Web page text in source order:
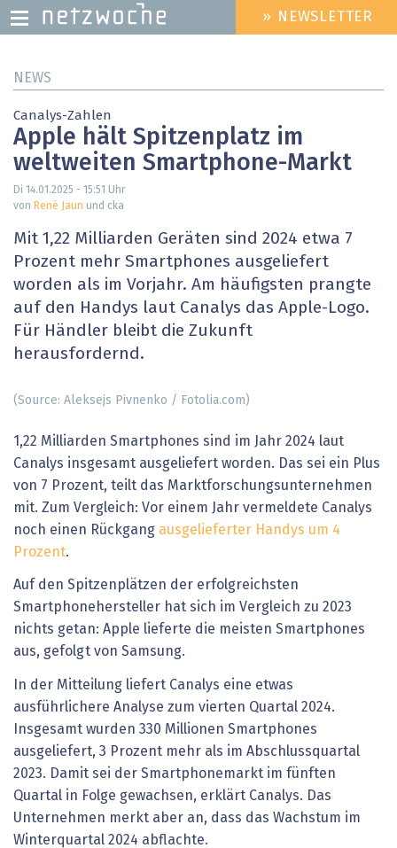
zum
HEADER
MENU
» NEWSLETTER
NEWS
Canalys-Zahlen
Apple hält Spitzenplatz im
weltweiten Smartphone-Markt
Di 14.01.2025 - 15:51 Uhr
von René Jaun und cka
Mit 1,22 Milliarden Geräten sind 2024 etwa 7
Prozent mehr Smartphones ausgeliefert
worden als im Vorjahr. Am häufigsten prangte
auf den Handys laut Canalys das Apple-Logo.
Für Händler bleibt die Zukunft
herausfordernd.
(Source: Aleksejs Pivnenko / Fotolia.com)
1,22 Milliarden Smartphones sind im Jahr 2024 laut
Canalys insgesamt ausgeliefert worden. Das sei ein Plus
von 7 Prozent, teilt das Marktforschungsunternehmen
mit. Zum Vergleich: Vor einem Jahr vermeldete Canalys
noch einen Rückgang ausgelieferter Handys um 4
Prozent.
Auf den Spitzenplätzen der erfolgreichsten
Smartphonehersteller hat sich im Vergleich zu 2023
nichts getan: Apple lieferte die meisten Smartphones
aus, gefolgt von Samsung.
In der Mitteilung liefert Canalys eine etwas
ausführlichere Analyse zum vierten Quartal 2024.
Insgesamt wurden 330 Millionen Smartphones
ausgeliefert, 3 Prozent mehr als im Abschlussquartal
2023. Damit sei der Smartphonemarkt im fünften
Quartal in Folge gewachsen, erklärt Canalys. Das
Unternehmen merkt aber an, dass das Wachstum im
Winterquartal 2024 abflachte.